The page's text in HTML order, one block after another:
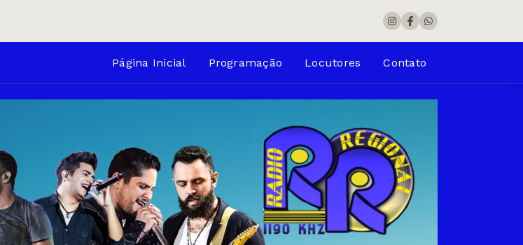
Página Inicial Programação Locutores Contato